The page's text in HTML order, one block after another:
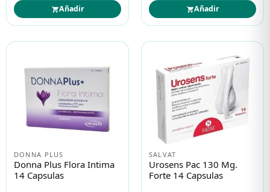
Añadir Añadir
DONNA PLUS
Donna Plus Flora Intima
14 Capsulas
SALVAT
Urosens Pac 130 Mg.
Forte 14 Capsulas